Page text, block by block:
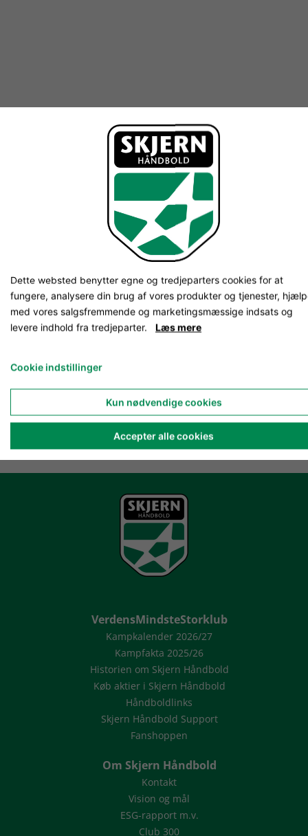
VerdensMindsteStorklub
Kampkalender 2026/27
Kampfakta 2025/26
Historien om Skjern Håndbold
Køb aktier i Skjern Håndbold
Håndboldlinks
Skjern Håndbold Support
Fanshoppen
Om Skjern Håndbold
Kontakt
Vision og mål
ESG-rapport m.v.
Club 300
Dette websted benytter egne og tredjeparters cookies for at
fungere, analysere din brug af vores produkter og tjenester,
med vores salgsfremmende og marketingsmæssige indsats og
levere indhold fra tredjeparter. Læs mere
Cookie indstillinger
Kun nødvendige cookies
Accepter alle cookies